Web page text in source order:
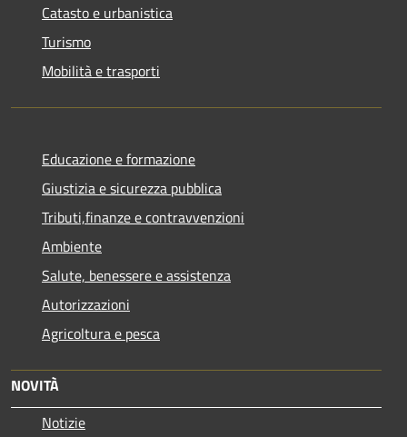
Catasto e urbanistica
Turismo
Mobilità e trasporti
Educazione e formazione
Giustizia e sicurezza pubblica
Tributi,finanze e contravvenzioni
Ambiente
Salute, benessere e assistenza
Autorizzazioni
Agricoltura e pesca
NOVITÀ
Notizie